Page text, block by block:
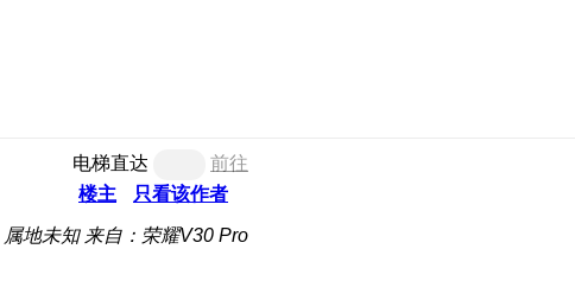
电梯直达
前往
楼主
只看该作者
属地未知 来自：荣耀V30 Pro